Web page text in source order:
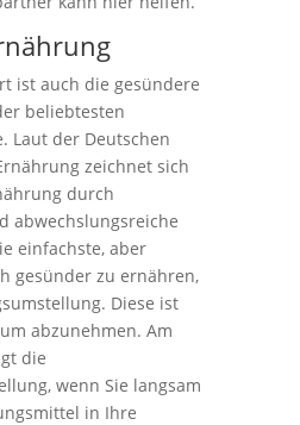
ist auch die gesündere
beliebtesten
Laut der Deutschen
zeichnet sich
durch
abwechslungsreiche
einfachste, aber
gesünder zu ernähren,
Diese ist
abzunehmen. Am
die
wenn Sie langsam
in Ihre